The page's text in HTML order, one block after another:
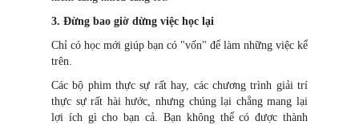
3. Đừng bao giờ dừng việc học lại
Chỉ có học mới giúp bạn có "vốn" để làm những việc kể
trên.
Các bộ phim thực sự rất hay, các chương trình giải trí
thực sự rất hài hước, nhưng chúng lại chẳng mang lại
lợi ích gì cho bạn cả. Bạn không thể có được thành